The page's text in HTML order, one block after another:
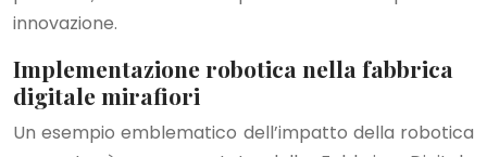
innovazione.
Implementazione robotica nella fabbrica
digitale mirafiori
Un esempio emblematico dell’impatto della robotica